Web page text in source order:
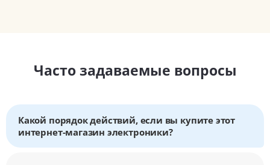
Часто задаваемые вопросы
Какой порядок действий, если вы купите этот
интернет-магазин электроники?